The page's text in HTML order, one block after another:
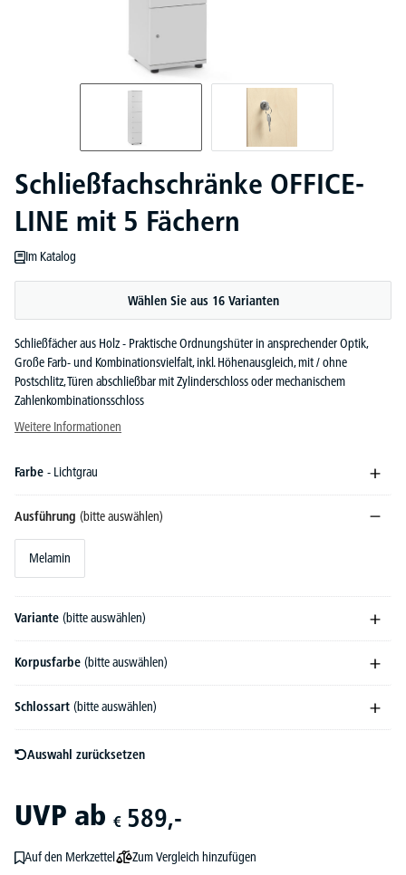
Schließfachschränke OFFICE-
LINE mit 5 Fächern
Im Katalog
Wählen Sie aus 16 Varianten
Schließfächer aus Holz - Praktische Ordnungshüter in ansprechender Optik,
Große Farb- und Kombinationsvielfalt, inkl. Höhenausgleich, mit / ohne
Postschlitz, Türen abschließbar mit Zylinderschloss oder mechanischem
Zahlenkombinationsschloss
Weitere Informationen
Farbe - Lichtgrau
Ausführung (bitte auswählen)
Melamin
Variante (bitte auswählen)
Korpusfarbe (bitte auswählen)
Schlossart (bitte auswählen)
Auswahl zurücksetzen
UVP ab € 589,-
Auf den Merkzettel Zum Vergleich hinzufügen